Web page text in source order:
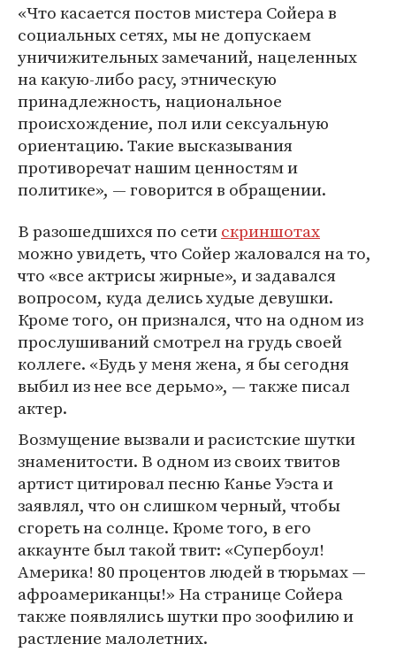
«Что касается постов мистера Сойера в
социальных сетях, мы не допускаем
уничижительных замечаний, нацеленных
на какую-либо расу, этническую
принадлежность, национальное
происхождение, пол или сексуальную
ориентацию. Такие высказывания
противоречат нашим ценностям и
политике», — говорится в обращении.
В разошедшихся по сетискриншотах
можно увидеть, что Сойер жаловался на то,
что «все актрисы жирные», и задавался
вопросом, куда делись худые девушки.
Кроме того, он признался, что на одном из
прослушиваний смотрел на грудь своей
коллеге. «Будь у меня жена, я бы сегодня
выбил из нее все дерьмо», — также писал
актер.
Возмущение вызвали и расистские шутки
знаменитости. В одном из своих твитов
артист цитировал песню Канье Уэста и
заявлял, что он слишком черный, чтобы
сгореть на солнце. Кроме того, в его
аккаунте был такой твит: «Супербоул!
Америка! 80 процентов людей в тюрьмах —
афроамериканцы!» На странице Сойера
также появлялись шутки про зоофилию и
растление малолетних.